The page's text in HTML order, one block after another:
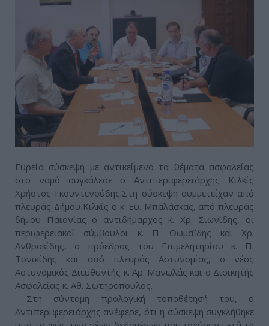
Ευρεία σύσκεψη με αντικείμενο τα θέματα ασφαλείας
στο νομό συγκάλεσε ο Αντιπεριφερειάρχης Κιλκίς
Χρήστος Γκουντενούδης.Στη σύσκεψη συμμετείχαν από
πλευράς Δήμου Κιλκίς ο κ. Ευ. Μπαλάσκας, από πλευράς
δήμου Παιονίας ο αντιδήμαρχος κ. Χρ. Σιωνίδης, οι
περιφερειακοί σύμβουλοι κ. Π. Θωμαΐδης και Χρ.
Ανθρακίδης, ο πρόεδρος του Επιμελητηρίου κ. Π.
Τονικίδης και από πλευράς Αστυνομίας, ο νέος
Αστυνομικός Διευθυντής κ. Αρ. Μανωλάς και ο Διοικητής
Ασφαλείας κ. Αθ. Σωτηρόπουλος.
Στη σύντομη προλογική τοποθέτησή του, ο
Αντιπεριφερειάρχης ανέφερε, ότι η σύσκεψη συγκλήθηκε